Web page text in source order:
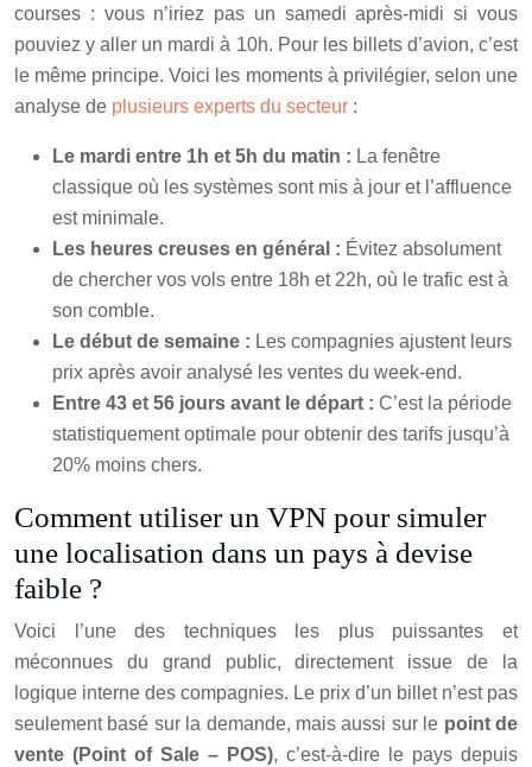
courses : vous n’iriez pas un samedi après-midi si vous
pouviez y aller un mardi à 10h. Pour les billets d’avion, c’est
le même principe. Voici les moments à privilégier, selon une
analyse de plusieurs experts du secteur :
Le mardi entre 1h et 5h du matin : La fenêtre
classique où les systèmes sont mis à jour et l’affluence
est minimale.
Les heures creuses en général : Évitez absolument
de chercher vos vols entre 18h et 22h, où le trafic est à
son comble.
Le début de semaine : Les compagnies ajustent leurs
prix après avoir analysé les ventes du week-end.
Entre 43 et 56 jours avant le départ : C’est la période
statistiquement optimale pour obtenir des tarifs jusqu’à
20% moins chers.
Comment utiliser un VPN pour simuler
une localisation dans un pays à devise
faible ?
Voici l’une des techniques les plus puissantes et
méconnues du grand public, directement issue de la
logique interne des compagnies. Le prix d’un billet n’est pas
seulement basé sur la demande, mais aussi sur le point de
vente (Point of Sale – POS), c’est-à-dire le pays depuis